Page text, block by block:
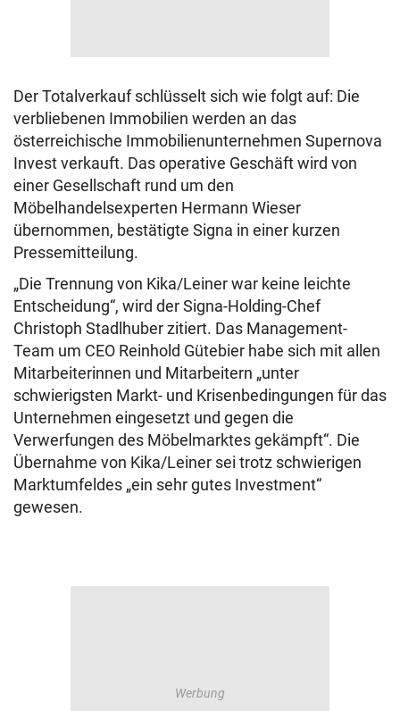
Der Totalverkauf schlüsselt sich wie folgt auf: Die
verbliebenen Immobilien werden an das
österreichische Immobilienunternehmen Supernova
Invest verkauft. Das operative Geschäft wird von
einer Gesellschaft rund um den
Möbelhandelsexperten Hermann Wieser
übernommen, bestätigte Signa in einer kurzen
Pressemitteilung.
„Die Trennung von Kika/Leiner war keine leichte
Entscheidung“, wird der Signa-Holding-Chef
Christoph Stadlhuber zitiert. Das Management-
Team um CEO Reinhold Gütebier habe sich mit allen
Mitarbeiterinnen und Mitarbeitern „unter
schwierigsten Markt- und Krisenbedingungen für das
Unternehmen eingesetzt und gegen die
Verwerfungen des Möbelmarktes gekämpft“. Die
Übernahme von Kika/Leiner sei trotz schwierigen
Marktumfeldes „ein sehr gutes Investment“
gewesen.